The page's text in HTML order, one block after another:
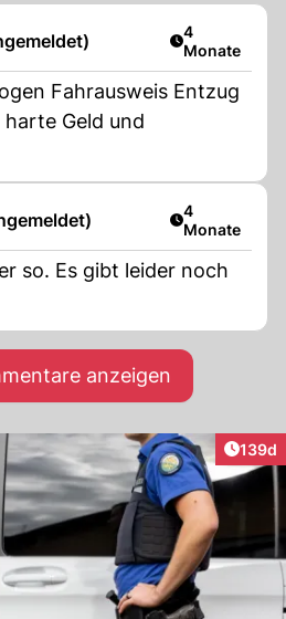
Artikel
4
Monate
Fahrausweis Entzug
Geld und
Artikel
4
Monate
so. Es gibt leider noch
anzeigen
139d